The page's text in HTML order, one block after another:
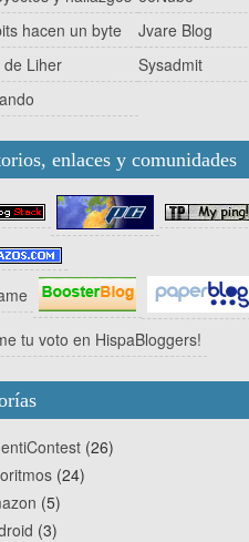
hacen un byte
Jvare Blog
de Liher
Sysadmit
enlaces y comunidades
(26)
(24)
(5)
(3)